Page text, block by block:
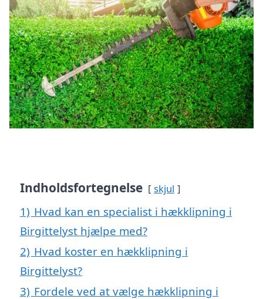
Indholdsfortegnelse skjul
1) Hvad kan en specialist i hækklipning i
Birgittelyst hjælpe med?
2) Hvad koster en hækklipning i
Birgittelyst?
3) Fordele ved at vælge hækklipning i